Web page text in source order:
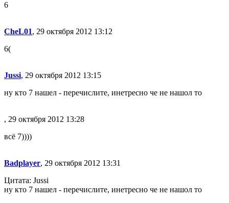
6
CheL01, 29 октября 2012 13:12
6(
Jussi, 29 октября 2012 13:15
ну кто 7 нашел - перечислите, инетресно че не нашол то
, 29 октября 2012 13:28
всё 7))))
Badplayer, 29 октября 2012 13:31
Цитата: Jussi
ну кто 7 нашел - перечислите, инетресно че не нашол то